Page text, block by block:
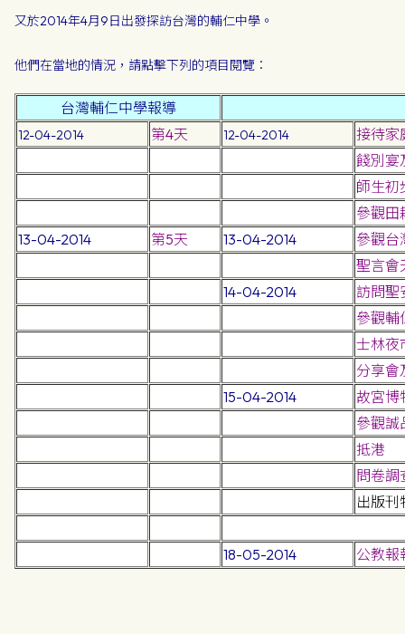
又於2014年4月9日出發探訪台灣的輔仁中學。
他們在當地的情況，請點擊下列的項目閱覽：
台灣輔仁中學報導
12-04-2014 第4天 12-04-2014
接待家
餞別宴
師生初
參觀田
13-04-2014
第5天 13-04-2014
參觀台
聖言會
14-04-2014
訪問聖
參觀輔
士林夜
分享會
15-04-2014
故宮博
參觀誠
抵港
問卷調
出版刊
18-05-2014 公教報